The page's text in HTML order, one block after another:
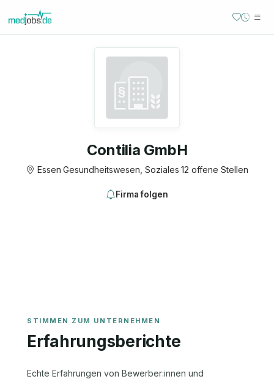
Contilia GmbH
Essen·Gesundheitswesen, Soziales·12 offene Stellen
Firma folgen
Erfahrungsberichte
Echte Erfahrungen von Bewerber:innen und